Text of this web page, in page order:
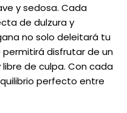
y sedosa. Cada
de dulzura y
no solo deleitará tu
disfrutar de un
de culpa. Con cada
perfecto entre